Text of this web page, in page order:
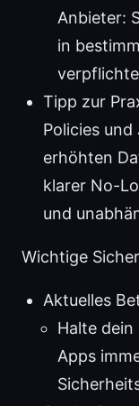
Anbieter:
in
Tipp zur
Policies
erhöhten
klarer No-
und
Wichtige
Aktuelles
Halte
Apps